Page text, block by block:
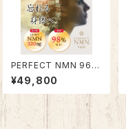
PERFECT NMN 960
0
¥49,800